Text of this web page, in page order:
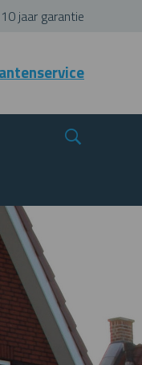
10 jaar garantie